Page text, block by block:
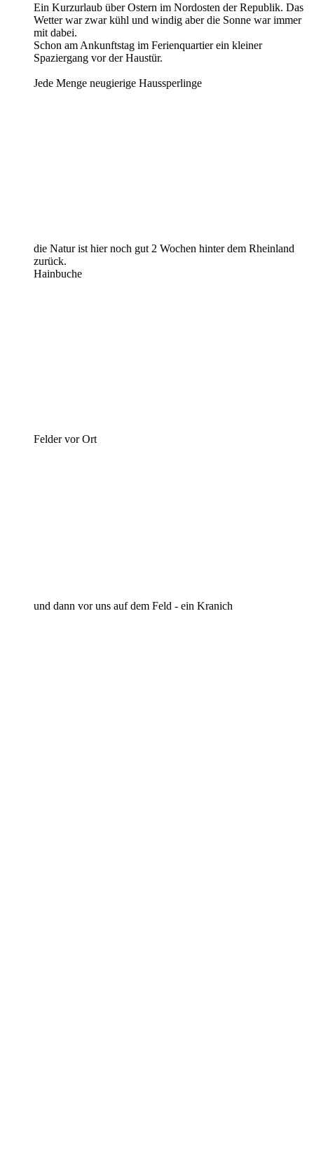
Ein Kurzurlaub über Ostern im Nordosten der Republik. Das
Wetter war zwar kühl und windig aber die Sonne war immer
mit dabei.
Schon am Ankunftstag im Ferienquartier ein kleiner
Spaziergang vor der Haustür.
Jede Menge neugierige Haussperlinge
die Natur ist hier noch gut 2 Wochen hinter dem Rheinland
zurück.
Hainbuche
Felder vor Ort
und dann vor uns auf dem Feld - ein Kranich